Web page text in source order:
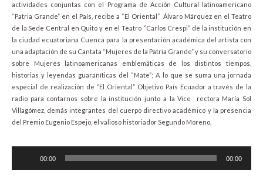
actividades conjuntas con el Programa de Acción Cultural latinoamericano
“Patria Grande” en el País, recibe a “El Oriental” Álvaro Márquez en el Teatro
de la Sede Central en Quito y en el Teatro “Carlos Crespi” de la institución en
la ciudad ecuatoriana Cuenca para la presentación académica del artista con
una adaptación de su Cantata “Mujeres de la Patria Grande” y su conversatorio
sobre Mujeres latinoamericanas emblemáticas de los distintos tiempos,
historias y leyendas guaraníticas del “Mate”; A lo que se suma una jornada
especial de realización de “El Oriental” Objetivo País Ecuador a través de la
radio para contarnos sobre la institución junto a la Vice rectora María Sol
Villagómez, demás integrantes del cuerpo directivo académico y la presencia
del Premio Eugenio Espejo, el valioso historiador Segundo Moreno.
Player
00:00 00:00